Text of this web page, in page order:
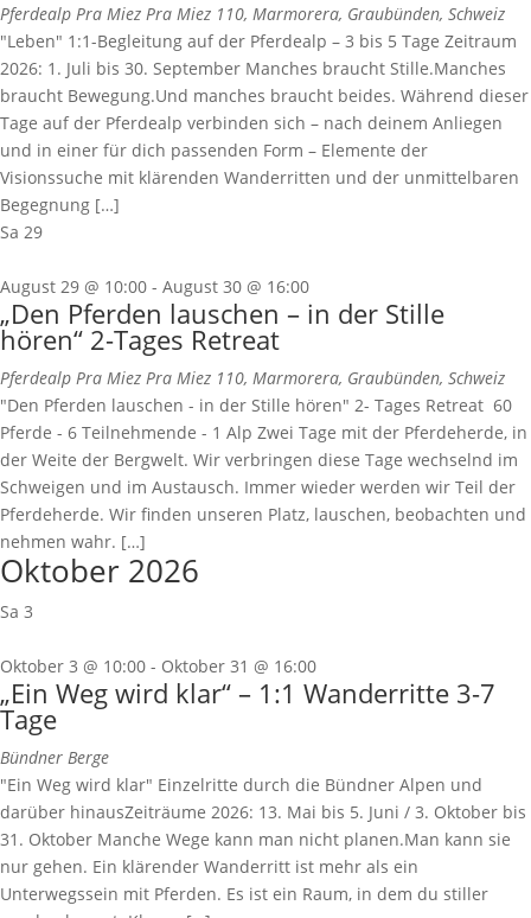
Pferdealp Pra Miez Pra Miez 110, Marmorera, Graubünden, Schweiz
"Leben" 1:1-Begleitung auf der Pferdealp – 3 bis 5 Tage Zeitraum
2026: 1. Juli bis 30. September Manches braucht Stille.Manches
braucht Bewegung.Und manches braucht beides. Während dieser
Tage auf der Pferdealp verbinden sich – nach deinem Anliegen
und in einer für dich passenden Form – Elemente der
Visionssuche mit klärenden Wanderritten und der unmittelbaren
Begegnung […]
Sa 29
August 29 @ 10:00 - August 30 @ 16:00
„Den Pferden lauschen – in der Stille
hören“ 2-Tages Retreat
Pferdealp Pra Miez Pra Miez 110, Marmorera, Graubünden, Schweiz
"Den Pferden lauschen - in der Stille hören" 2- Tages Retreat 60
Pferde - 6 Teilnehmende - 1 Alp Zwei Tage mit der Pferdeherde, in
der Weite der Bergwelt. Wir verbringen diese Tage wechselnd im
Schweigen und im Austausch. Immer wieder werden wir Teil der
Pferdeherde. Wir finden unseren Platz, lauschen, beobachten und
nehmen wahr. […]
Oktober 2026
Sa 3
Oktober 3 @ 10:00 - Oktober 31 @ 16:00
„Ein Weg wird klar“ – 1:1 Wanderritte 3-7
Tage
Bündner Berge
"Ein Weg wird klar" Einzelritte durch die Bündner Alpen und
darüber hinausZeiträume 2026: 13. Mai bis 5. Juni / 3. Oktober bis
31. Oktober Manche Wege kann man nicht planen.Man kann sie
nur gehen. Ein klärender Wanderritt ist mehr als ein
Unterwegssein mit Pferden. Es ist ein Raum, in dem du stiller